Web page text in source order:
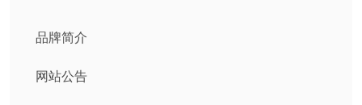
品牌简介
网站公告